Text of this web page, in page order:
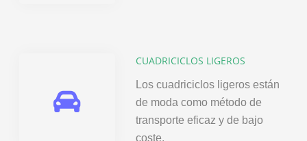
CUADRICICLOS LIGEROS
Los cuadriciclos ligeros están
de moda como método de
transporte eficaz y de bajo
coste.